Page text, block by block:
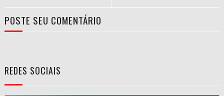
POSTE SEU COMENTÁRIO
REDES SOCIAIS